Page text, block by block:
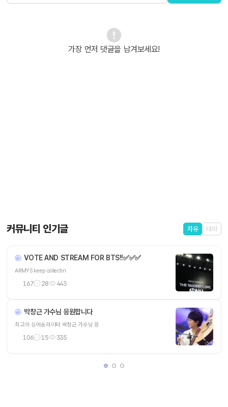
가장 먼저 댓글을 남겨보세요!
커뮤니티 인기글 자유 테마
VOTE AND STREAM FOR BTS!!✅️✅️✅
ARMYS keep collectin
167 28 443
박창근 가수님 응원합니다
최고의 싱어송라이터 박창근 가수님 응
106 15 335